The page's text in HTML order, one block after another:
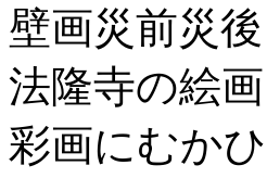
壁画災前災
法隆寺の絵
彩画にむか